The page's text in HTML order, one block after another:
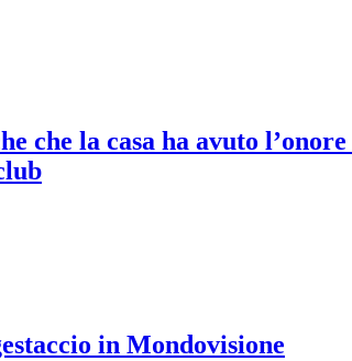
che la casa ha avuto
in Mondovisione